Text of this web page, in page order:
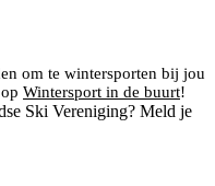
om te wintersporten bij jou
Wintersport in de buurt!
Ski Vereniging? Meld je